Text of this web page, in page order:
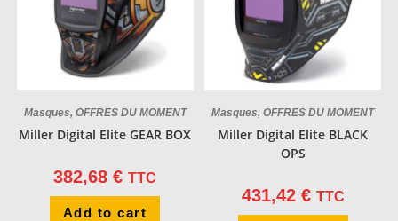
Masques, OFFRES DU MOMENT
Miller Digital Elite GEAR BOX
382,68€ TTC
Add to cart
Masques,OFFRES DU MOMENT
Miller Digital Elite BLACK
OPS
431,42 € TTC